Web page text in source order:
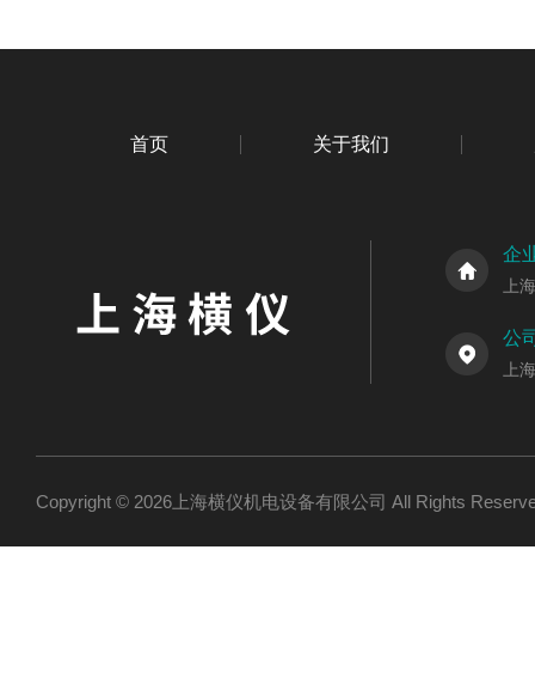
首页 关于我们
企
上
公
上
Copyright © 2026上海横仪机电设备有限公司 All Rights